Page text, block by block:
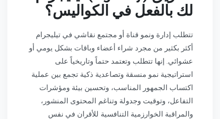
لك بالفعل في الكواليس؟
تتطلب إدارة ونمو قناة أو مجتمع نقاشي في تيليجرام
أكثر بكثير من مجرد شراء أعضاء وباقات بشكل يومي أو
عشوائي. إنها تتطلب وتعتمد حتماً وتاريخياً على
استراتيجية نمو منسقة وتصاعدية ذكية تجمع بين عملية
اكتساب الجمهور المناسب، وتحسين بيئة ومؤشرات
التفاعل، وتوقيت وجدولة وتناغم المحتوى المنشور،
والمراقبة الخوارزمية التنافسية للأقران في نفس